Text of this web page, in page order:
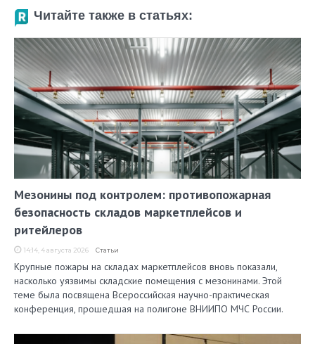
Читайте также в статьях:
Мезонины под контролем: противопожарная
безопасность складов маркетплейсов и
ритейлеров
14:14, 4 августа 2026 Статьи
Крупные пожары на складах маркетплейсов вновь показали,
насколько уязвимы складские помещения с мезонинами. Этой
теме была посвящена Всероссийская научно-практическая
конференция, прошедшая на полигоне ВНИИПО МЧС России.